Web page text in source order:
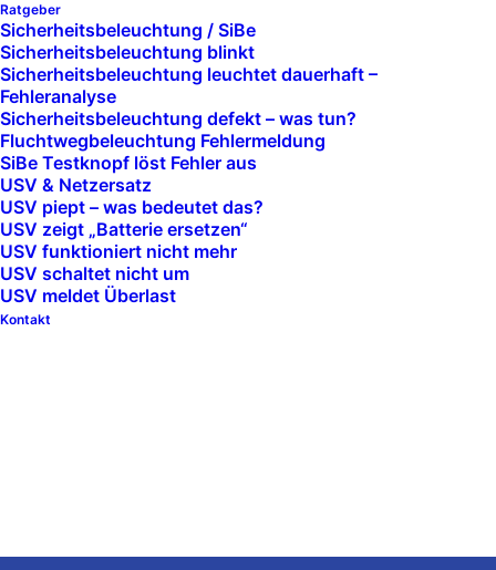
Ratgeber
Sicherheitsbeleuchtung / SiBe
Sicherheitsbeleuchtung blinkt
Sicherheitsbeleuchtung leuchtet dauerhaft –
Fehleranalyse
Sicherheits­beleuchtung defekt – was tun?
Fluchtwegbeleuchtung Fehlermeldung
SiBe Testknopf löst Fehler aus
USV & Netzersatz
USV piept – was bedeutet das?
USV zeigt „Batterie ersetzen“
USV funktioniert nicht mehr
USV schaltet nicht um
USV meldet Überlast
Kontakt
Lieferfähigkeit. Steurer plant, liefert und betreut
Systeme, die in genau diesem Moment funktionieren.
Ob unterbrechungsfreie Stromversorgung für
sensible Verbraucher oder vollständige
Netzersatzlösung mit stationären Industriebatterien:
Steurer steht als Systemanbieter hinter dem
Gesamtkonzept. Vom ersten Lastprofil bis zur
turnusmäßigen Prüfung kommt alles aus einer Hand.